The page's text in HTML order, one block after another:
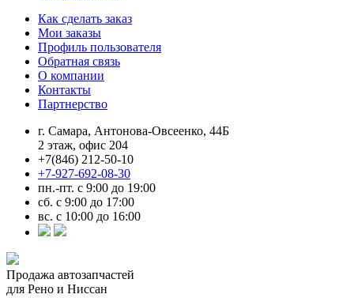
Как сделать заказ
Мои заказы
Профиль пользователя
Обратная связь
О компании
Контакты
Партнерство
г. Самара, Антонова-Овсеенко, 44Б
2 этаж, офис 204
+7(846) 212-50-10
+7-927-692-08-30
пн.-пт. с 9:00 до 19:00
сб. с 9:00 до 17:00
вс. с 10:00 до 16:00
Продажа автозапчастей
для Рено и Ниссан